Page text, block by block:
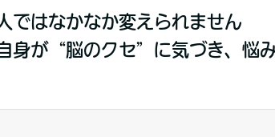
ではなかなか変えられません
が“脳のクセ”に気づき、悩